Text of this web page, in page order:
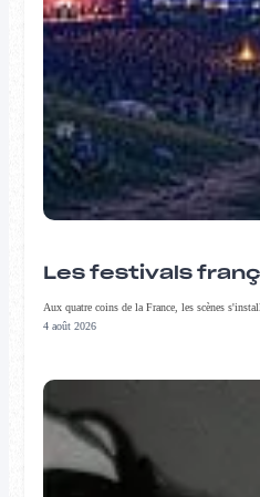
Les festivals
Aux quatre coins de la France, les scènes
4 août 2026